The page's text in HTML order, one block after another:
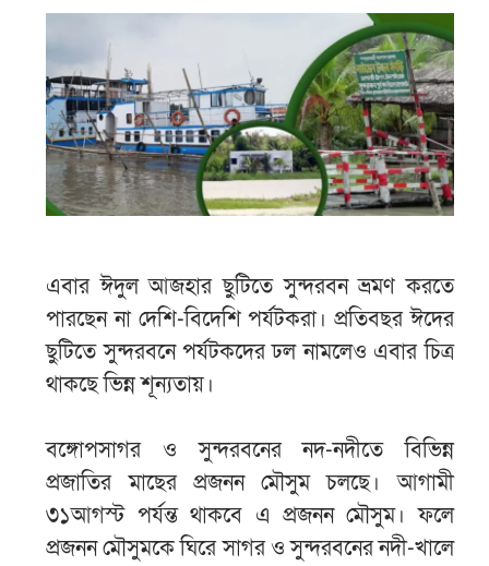
এবার ঈদুল আজহার ছুটিতে সুন্দরবন ভ্রমণ করতে
পারছেন না দেশি-বিদেশি পর্যটকরা। প্রতিবছর ঈদের
ছুটিতে সুন্দরবনে পর্যটকদের ঢল নামলেও এবার চিত্র
থাকছে ভিন্ন শূন্যতায়।
বঙ্গোপসাগর ও সুন্দরবনের নদ-নদীতে বিভিন্ন
প্রজাতির মাছের প্রজনন মৌসুম চলছে। আগামী
৩১আগস্ট পর্যন্ত থাকবে এ প্রজনন মৌসুম। ফলে
প্রজনন মৌসুমকে ঘিরে সাগর ও সুন্দরবনের নদী-খালে